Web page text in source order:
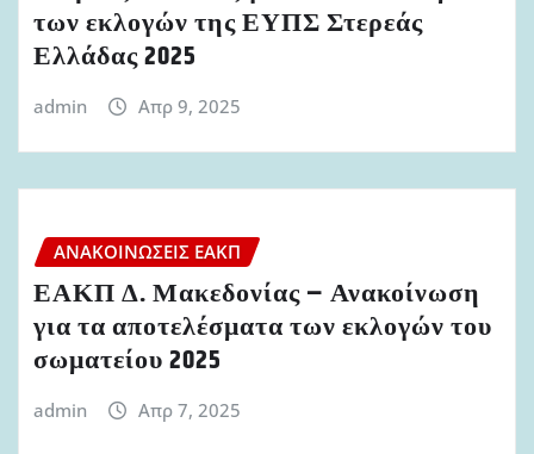
των εκλογών της ΕΥΠΣ Στερεάς
Ελλάδας 2025
admin Απρ 9, 2025
ΑΝΑΚΟΙΝΏΣΕΙΣ ΕΑΚΠ
ΕΑΚΠ Δ. Μακεδονίας – Ανακοίνωση
για τα αποτελέσματα των εκλογών του
σωματείου 2025
admin Απρ 7, 2025